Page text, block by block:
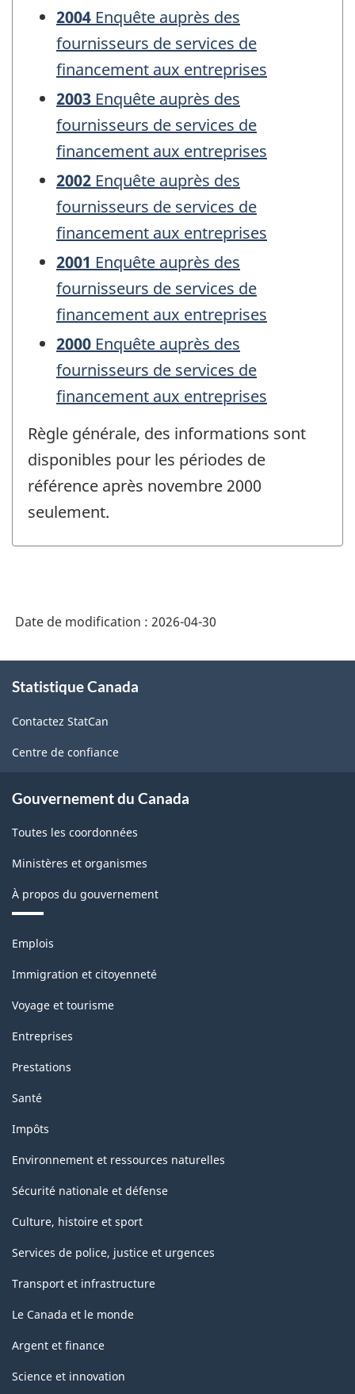
2004 Enquête auprès des
fournisseurs de services de
financement aux entreprises
2003 Enquête auprès des
fournisseurs de services de
financement aux entreprises
2002 Enquête auprès des
fournisseurs de services de
financement aux entreprises
2001 Enquête auprès des
fournisseurs de services de
financement aux entreprises
2000 Enquête auprès des
fournisseurs de services de
financement aux entreprises
Règle générale, des informations sont
disponibles pour les périodes de
référence après novembre 2000
seulement.
Date de modification : 2026-04-30
propos
ce
site
Statistique Canada
Contactez StatCan
Centre de confiance
Gouvernement du Canada
Toutes les coordonnées
Ministères et organismes
À propos du gouvernement
Thèmes
sujets
Emplois
Immigration et citoyenneté
Voyage et tourisme
Entreprises
Prestations
Santé
Impôts
Environnement et ressources naturelles
Sécurité nationale et défense
Culture, histoire et sport
Services de police, justice et urgences
Transport et infrastructure
Le Canada et le monde
Argent et finance
Science et innovation